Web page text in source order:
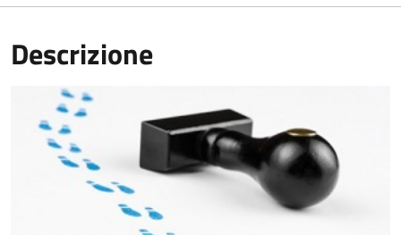
Descrizione